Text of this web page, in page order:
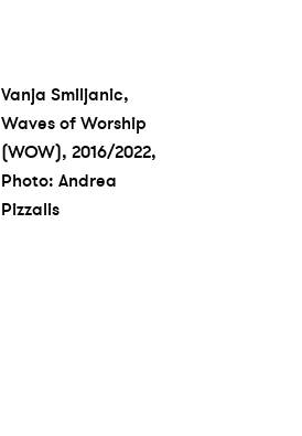
Vanja Smiljanic,
Waves of Worship
(WOW), 2016/2022,
Photo: Andrea
Pizzalis